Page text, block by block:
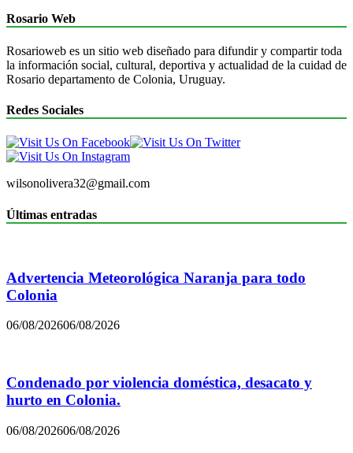
Rosario Web
Rosarioweb es un sitio web diseñado para difundir y compartir toda
la información social, cultural, deportiva y actualidad de la cuidad de
Rosario departamento de Colonia, Uruguay.
Redes Sociales
wilsonolivera32@gmail.com
Últimas entradas
Advertencia Meteorológica Naranja para todo
Colonia
06/08/202606/08/2026
Condenado por violencia doméstica, desacato y
hurto en Colonia.
06/08/202606/08/2026